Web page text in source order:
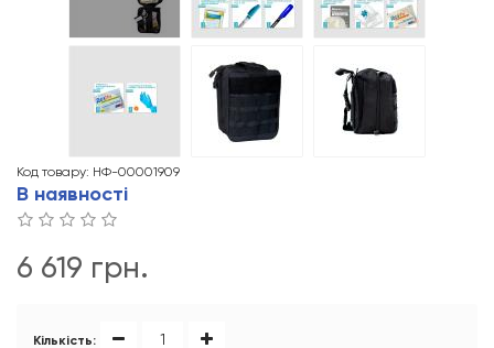
Код товару: НФ-00001909
В наявності
6 619 грн.
Кількість: